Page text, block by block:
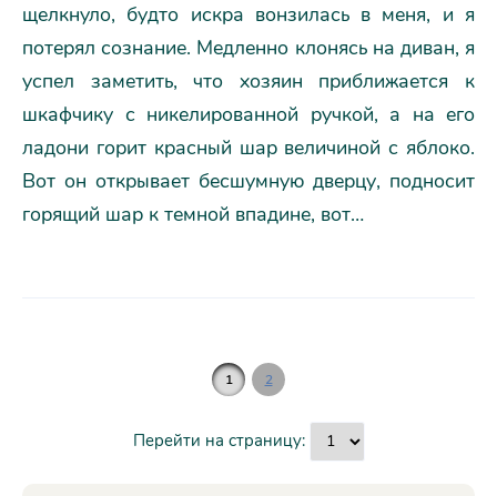
щелкнуло, будто искра вонзилась в меня, и я
потерял сознание. Медленно клонясь на диван, я
успел заметить, что хозяин приближается к
шкафчику с никелированной ручкой, а на его
ладони горит красный шар величиной с яблоко.
Вот он открывает бесшумную дверцу, подносит
горящий шар к темной впадине, вот…
1 2
Перейти на страницу: